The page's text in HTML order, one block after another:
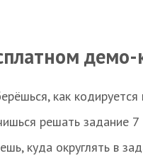
демо-
как
решать задание 7
куда округлять в